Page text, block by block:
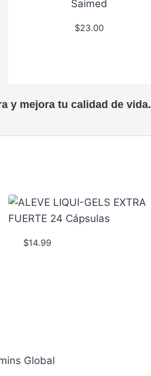
$23.00
y mejora tu calidad de vida.
$14.99
Global